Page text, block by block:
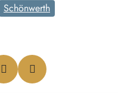
Schönwerth